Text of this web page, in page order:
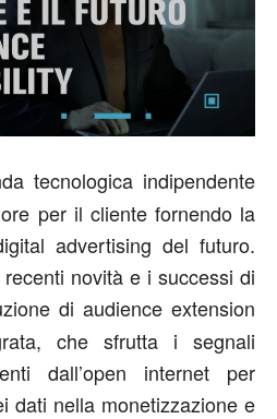
tecnologica indipendente
per il cliente fornendo la
advertising del futuro.
recenti novità e i successi di
di audience extension
che sfrutta i segnali
dall’open internet per
dati nella monetizzazione e